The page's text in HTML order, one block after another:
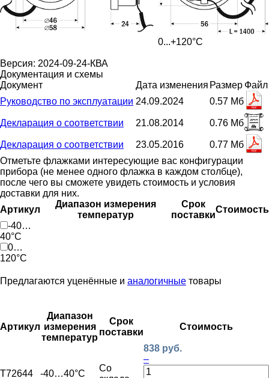
0...+120°С
Версия: 2024-09-24-КВА
Документация и схемы
Документ
Дата изменения Размер Файл
Руководство по эксплуатации 24.09.2024 0.57 Мб
Декларация о соответствии 21.08.2014 0.76 Мб
Декларация о соответствии 23.05.2016
0.77 Мб
Отметьте флажками интересующие вас конфигурации
прибора (не менее одного флажка в каждом столбце),
после чего вы сможете увидеть стоимость и условия
доставки для них.
Артикул
Диапазон измерения
температур
Срок
поставки
Стоимость
-40…
40°C
0…
120°C
Предлагаются уценённые и аналогичные товары
Артикул
Диапазон
измерения
температур
Срок
поставки
Стоимость
T72644 -40…40°C
Со
838 руб.
–